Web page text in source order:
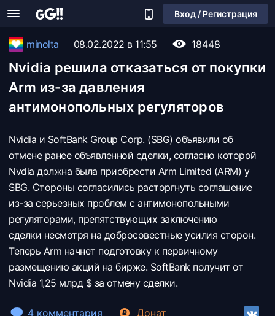
Вход / Регистрация
minolta 08.02.2022 в 11:55 18448
Nvidia решила отказаться от покупки
Arm из-за давления
антимонопольных регуляторов
Nvidia и SoftBank Group Corp. (SBG) объявили об
отмене ранее объявленной сделки, согласно которой
Nvdia должна была приобрести Arm Limited (ARM) у
SBG. Стороны согласились расторгнуть соглашение
из-за серьезных проблем с антимонопольными
регуляторами, препятствующих заключению
сделки несмотря на добросовестные усилия сторон.
Теперь Arm начнет подготовку к первичному
размещению акций на бирже. SoftBank получит от
Nvidia 1,25 млрд $ за отмену сделки.
4 комментария Донат